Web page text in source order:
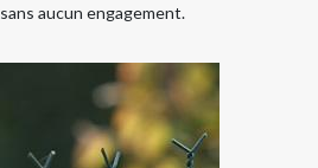
aucun engagement.